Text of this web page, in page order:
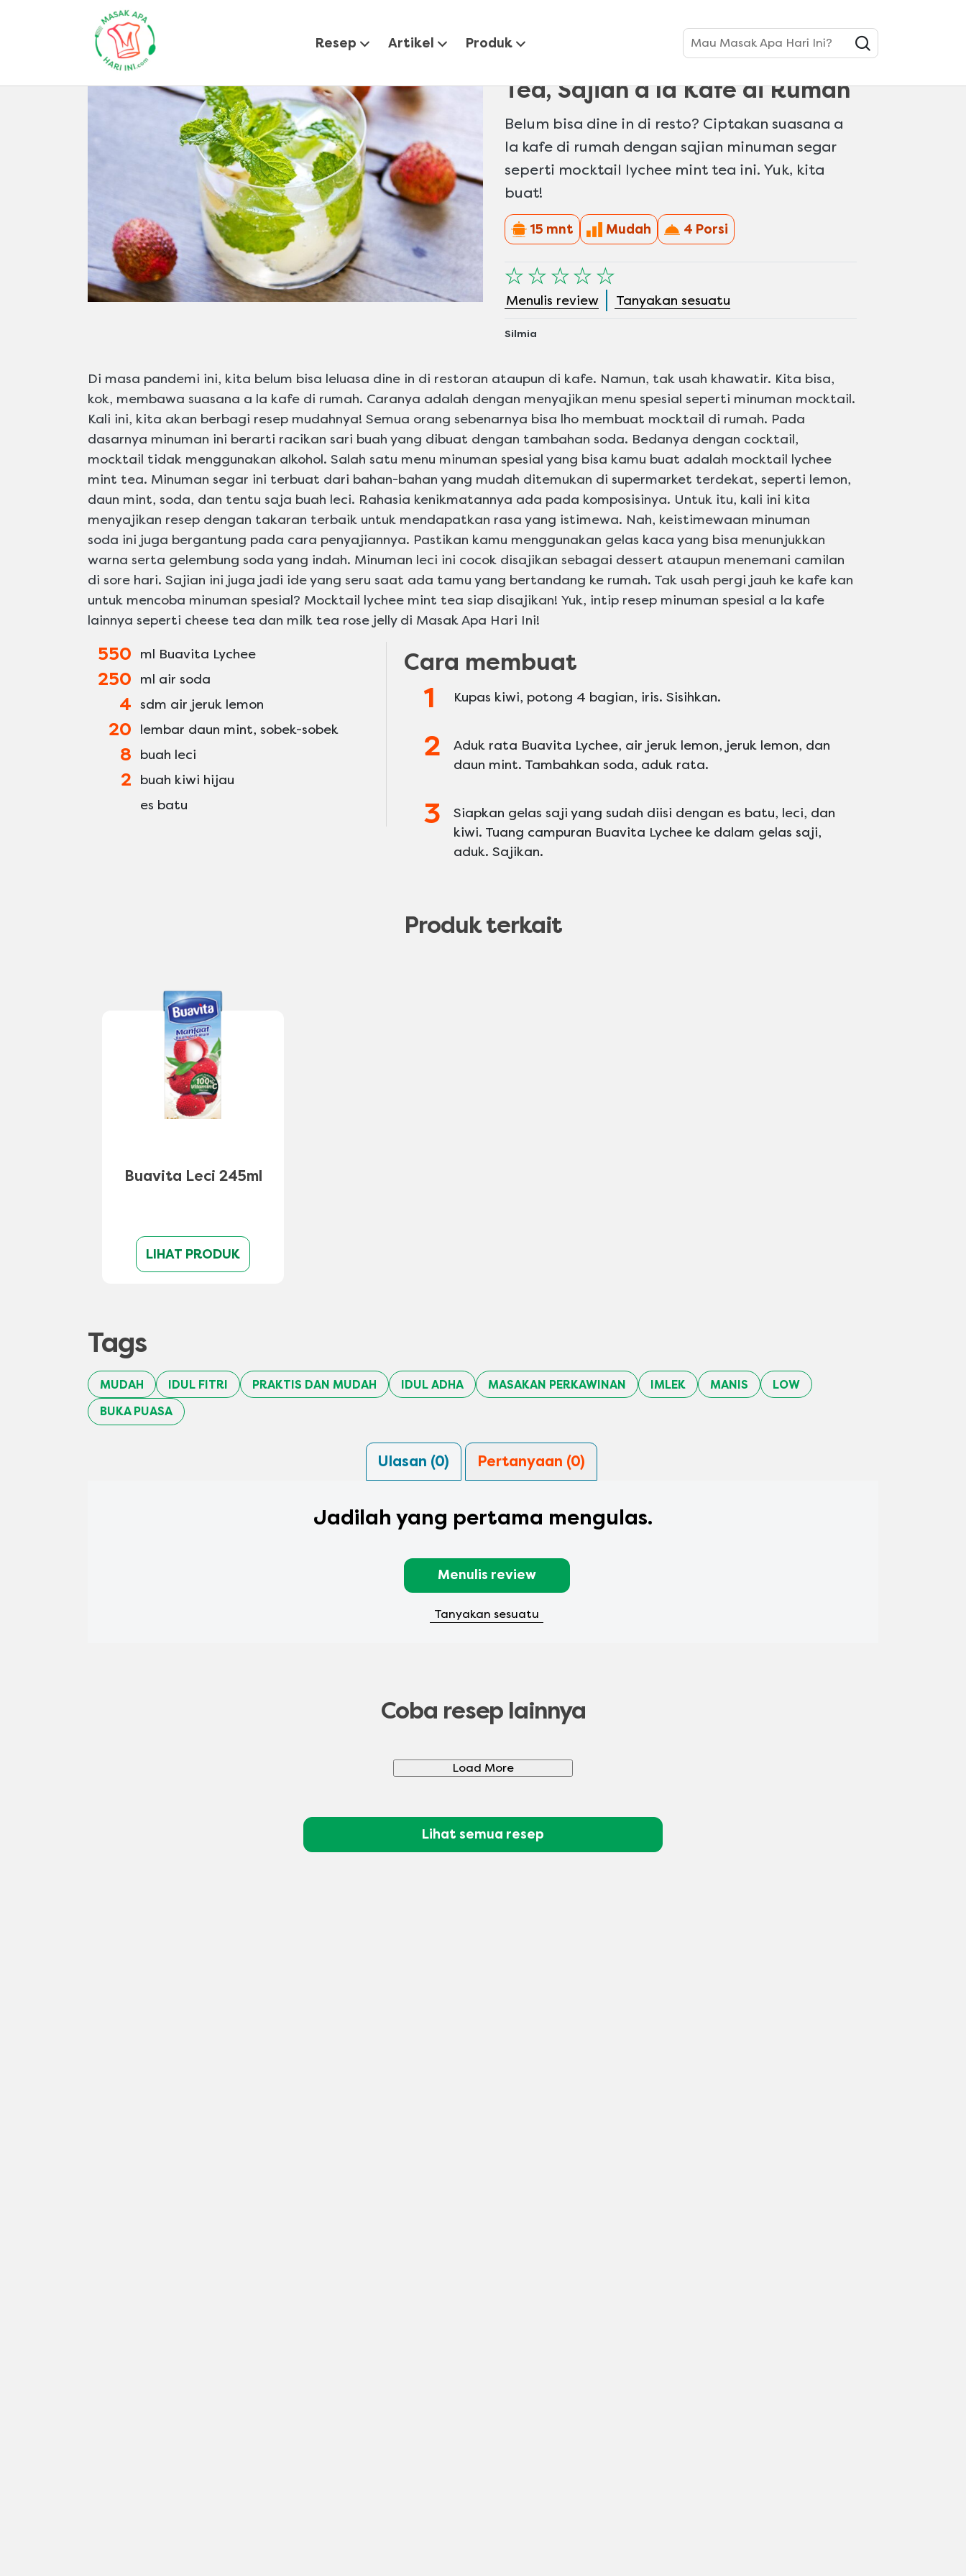
Resep Artikel Produk Mau Masak Apa Hari Ini?
Beranda
Resep Mocktail Lychee Mint
Tea, Sajian a la Kafe di Rumah
Belum bisa dine in di resto? Ciptakan suasana a
la kafe di rumah dengan sajian minuman segar
seperti mocktail lychee mint tea ini. Yuk, kita
buat!
15 mnt Mudah 4 Porsi
Tidak
ada
peringkat
dikirimkan
Menulis review Tanyakan sesuatu
Silmia
Di masa pandemi ini, kita belum bisa leluasa dine in di restoran ataupun di kafe. Namun, tak usah khawatir. Kita bisa,
kok, membawa suasana a la kafe di rumah. Caranya adalah dengan menyajikan menu spesial seperti minuman mocktail.
Kali ini, kita akan berbagi resep mudahnya! Semua orang sebenarnya bisa lho membuat mocktail di rumah. Pada
dasarnya minuman ini berarti racikan sari buah yang dibuat dengan tambahan soda. Bedanya dengan cocktail,
mocktail tidak menggunakan alkohol. Salah satu menu minuman spesial yang bisa kamu buat adalah mocktail lychee
mint tea. Minuman segar ini terbuat dari bahan-bahan yang mudah ditemukan di supermarket terdekat, seperti lemon,
daun mint, soda, dan tentu saja buah leci. Rahasia kenikmatannya ada pada komposisinya. Untuk itu, kali ini kita
menyajikan resep dengan takaran terbaik untuk mendapatkan rasa yang istimewa. Nah, keistimewaan minuman
soda ini juga bergantung pada cara penyajiannya. Pastikan kamu menggunakan gelas kaca yang bisa menunjukkan
warna serta gelembung soda yang indah. Minuman leci ini cocok disajikan sebagai dessert ataupun menemani camilan
di sore hari. Sajian ini juga jadi ide yang seru saat ada tamu yang bertandang ke rumah. Tak usah pergi jauh ke kafe kan
untuk mencoba minuman spesial? Mocktail lychee mint tea siap disajikan! Yuk, intip resep minuman spesial a la kafe
lainnya seperti cheese tea dan milk tea rose jelly di Masak Apa Hari Ini!
550 ml Buavita Lychee
250 ml air soda
4 sdm air jeruk lemon
20 lembar daun mint, sobek-sobek
8 buah leci
2
buah kiwi hijau
es batu
Cara membuat
Kupas kiwi, potong 4 bagian, iris. Sisihkan.
Aduk rata Buavita Lychee, air jeruk lemon, jeruk lemon, dan
daun mint. Tambahkan soda, aduk rata.
Siapkan gelas saji yang sudah diisi dengan es batu, leci, dan
kiwi. Tuang campuran Buavita Lychee ke dalam gelas saji,
aduk. Sajikan.
Produk terkait
Buavita Leci 245ml
LIHAT PRODUK
Tags
MUDAH IDUL FITRI PRAKTIS DAN MUDAH IDUL ADHA MASAKAN PERKAWINAN IMLEK MANIS
LOW
BUKA PUASA
Ulasan (0) Pertanyaan (0)
Jadilah yang pertama mengulas.
Menulis review
Tanyakan sesuatu
Coba resep lainnya
Load More
Lihat semua resep